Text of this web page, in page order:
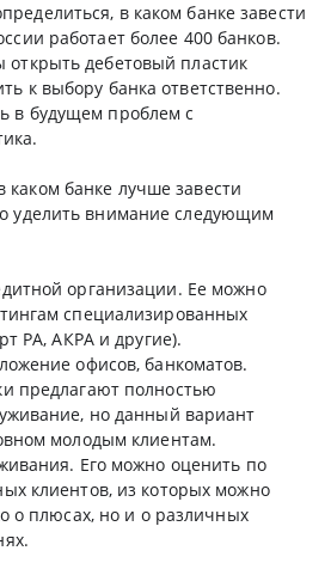
в каком банке завести
работает более 400 банков.
открыть дебетовый пластик
к выбору банка ответственно.
в будущем проблем с
банке лучше завести
уделить внимание следующим
организации. Ее можно
специализированных
РА, АКРА и другие).
офисов, банкоматов.
предлагают полностью
но данный вариант
молодым клиентам.
Его можно оценить по
клиентов, из которых можно
о плюсах, но и о различных